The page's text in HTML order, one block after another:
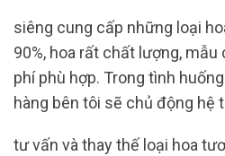
siêng cung cấp những loại
90%, hoa rất chất lượng, mẫu
phí phù hợp. Trong tình
hàng bên tôi sẽ chủ động hệ
tư vấn và thay thế loại hoa